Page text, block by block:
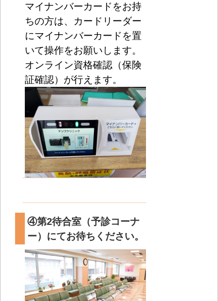
マイナンバーカードをお持
ちの方は、カードリーダー
にマイナンバーカードを置
いて操作をお願いします。
オンライン資格確認（保険
証確認）が行えます。
④第2待合室（予診コーナ
ー）にてお待ちください。